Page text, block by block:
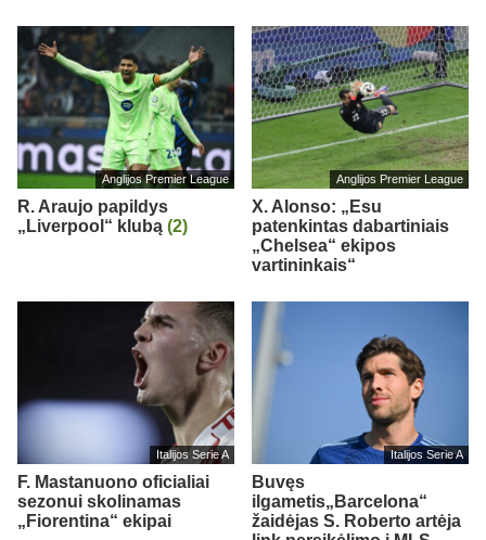
Anglijos Premier League
R. Araujo papildys
„Liverpool“ klubą (2)
Anglijos Premier League
X. Alonso: „Esu
patenkintas dabartiniais
„Chelsea“ ekipos
vartininkais“
Italijos Serie A
F. Mastanuono oficialiai
sezonui skolinamas
„Fiorentina“ ekipai
Italijos Serie A
Buvęs
ilgametis„Barcelona“
žaidėjas S. Roberto artėja